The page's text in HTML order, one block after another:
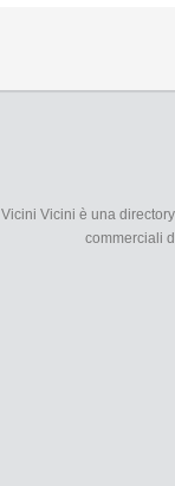
Vicini Vicini è una
commerciali